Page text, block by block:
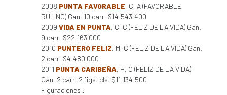
2008 PUNTA FAVORABLE, C, A (FAVORABLE
RULING) Gan. 10 carr. $14.543.400
2009 VIDA EN PUNTA, C, C (FELIZ DE LA VIDA) Gan.
9 carr. $22.163.000
2010 PUNTERO FELIZ, M, C (FELIZ DE LA VIDA) Gan.
2 carr. $4.480.000
2011 PUNTA CARIBEÑA, H, C (FELIZ DE LA VIDA)
Gan. 2 carr. 2 figs. cls. $11.134.500
Figuraciones :